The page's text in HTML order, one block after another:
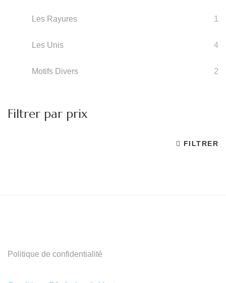
Les Rayures 1
Les Unis 4
Motifs Divers 2
Filtrer par prix
FILTRER
Politique de confidentialité